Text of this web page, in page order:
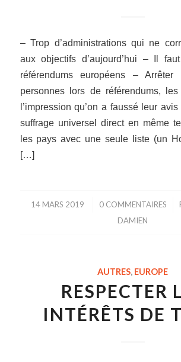
– Trop d’administrations qui ne
aux objectifs d’aujourd’hui – Il
référendums européens –
personnes lors de référendums,
l’impression qu’on a faussé leur
suffrage universel direct en même
les pays avec une seule liste (un
[…]
14 MARS 2019
/ 0 COMMENTAIRES
/
DAMIEN
AUTRES, EUROPE
RESPECTER
INTÉRÊTS DE